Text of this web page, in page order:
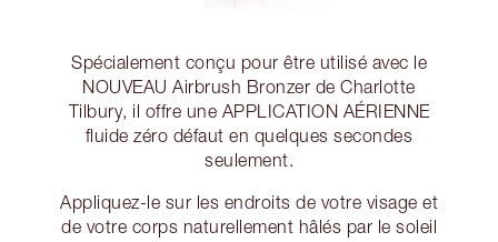
Spécialement conçu pour être utilisé avec le
NOUVEAU Airbrush Bronzer de Charlotte
Tilbury, il offre une APPLICATION AÉRIENNE
fluide zéro défaut en quelques secondes
seulement.
Appliquez-le sur les endroits de votre visage et
de votre corps naturellement hâlés par le soleil